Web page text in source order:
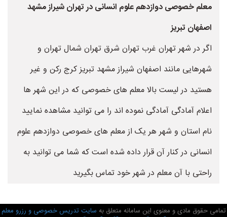
معلم خصوصی دوازدهم علوم انسانی در تهران شیراز مشهد
اصفهان تبریز
اگر در شهر تهران غرب تهران شرق تهران شمال تهران و
شهرهایی مانند اصفهان شیراز مشهد تبریز کرج رکن و غیر
هستید در لیست بالا معلم های خصوصی که در این شهر ها
اعلام آمادگی آمادگی نموده اند را می توانید مشاهده نمایید
نام استان و شهر هر یک از معلم های خصوصی دوازدهم علوم
انسانی در کنار آن قرار داده شده است که شما می توانید به
راحتی با آن معلم در شهر خود تماس بگیرید
تمامی حقوق مادی و معنوی این سامانه متعلق به سایت تدریس خصوصی و رزرو معلم